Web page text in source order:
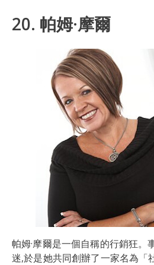
20. 帕姆·摩爾
帕姆·摩爾是一個自稱的行銷狂。
迷,於是她共同創辦了一家名為「